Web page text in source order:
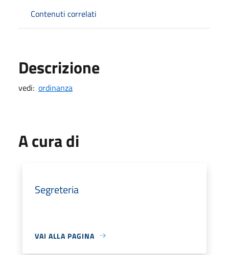
Contenuti correlati
Descrizione
vedi: ordinanza
A cura di
Segreteria
VAI ALLA PAGINA